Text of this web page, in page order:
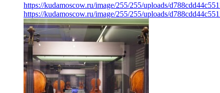
https://kudamoscow.ru/image/255/255/uploads/
https://kudamoscow.ru/image/255/255/uploads/